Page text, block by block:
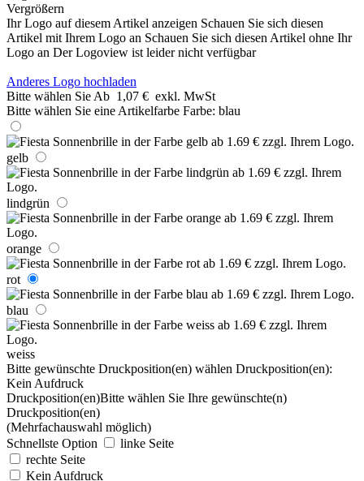
Vergrößern
Ihr Logo auf diesem Artikel anzeigen Schauen Sie sich diesen
Artikel mit Ihrem Logo an Schauen Sie sich diesen Artikel ohne Ihr
Logo an Der Logoview ist leider nicht verfügbar
Anderes Logo hochladen
Bitte wählen Sie Ab 1,07 € exkl. MwSt
Bitte wählen Sie eine Artikelfarbe Farbe: blau
gelb
lindgrün
orange
rot
blau
weiss
Bitte gewünschte Druckposition(en) wählen Druckposition(en):
Kein Aufdruck
Druckposition(en)Bitte wählen Sie Ihre gewünschte(n)
Druckposition(en)
(Mehrfachauswahl möglich)
Schnellste Option
linke Seite
rechte Seite
Kein Aufdruck